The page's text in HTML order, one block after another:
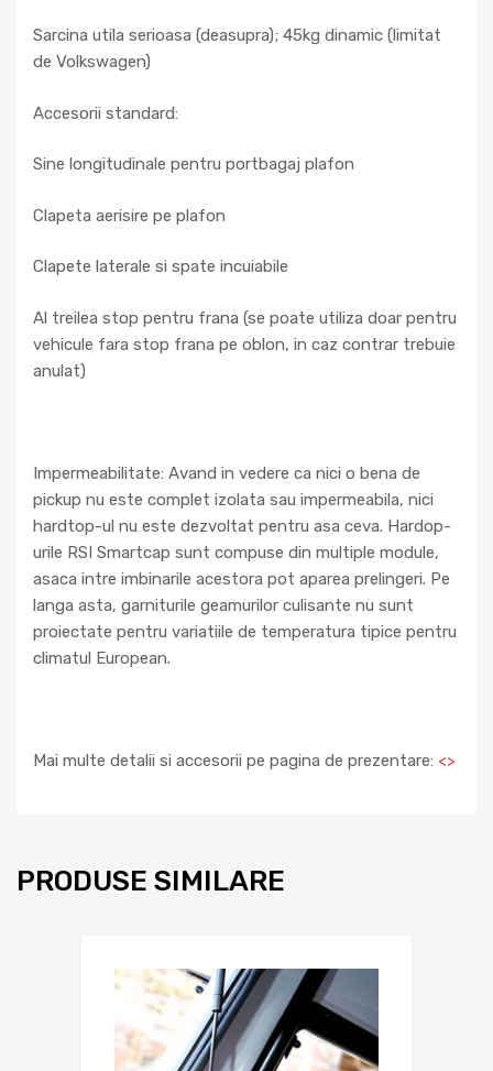
Sarcina utila serioasa (deasupra); 45kg dinamic (limitat
de Volkswagen)
Accesorii standard:
Sine longitudinale pentru portbagaj plafon
Clapeta aerisire pe plafon
Clapete laterale si spate incuiabile
Al treilea stop pentru frana (se poate utiliza doar pentru
vehicule fara stop frana pe oblon, in caz contrar trebuie
anulat)
Impermeabilitate: Avand in vedere ca nici o bena de
pickup nu este complet izolata sau impermeabila, nici
hardtop-ul nu este dezvoltat pentru asa ceva. Hardop-
urile RSI Smartcap sunt compuse din multiple module,
asaca intre imbinarile acestora pot aparea prelingeri. Pe
langa asta, garniturile geamurilor culisante nu sunt
proiectate pentru variatiile de temperatura tipice pentru
climatul European.
Mai multe detalii si accesorii pe pagina de prezentare: <>
PRODUSE SIMILARE